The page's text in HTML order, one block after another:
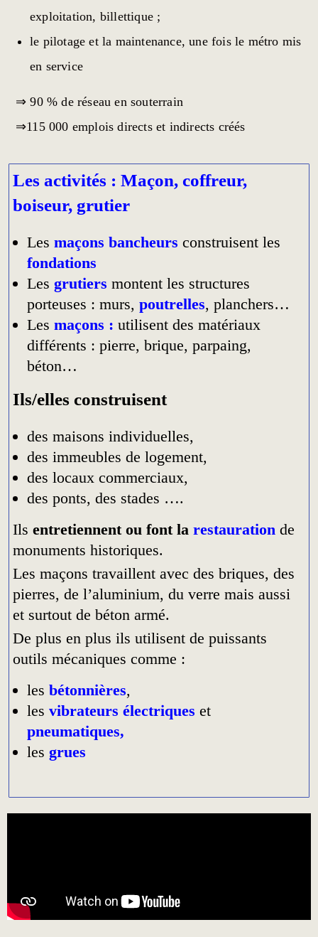
exploitation, billettique ;
le pilotage et la maintenance, une fois le métro mis
en service
⇒ 90 % de réseau en souterrain
⇒115 000 emplois directs et indirects créés
Les activités : Maçon, coffreur,
boiseur, grutier
Les maçons bancheurs construisent les
fondations
Les grutiers montent les structures
porteuses : murs, poutrelles, planchers…
Les maçons : utilisent des matériaux
différents : pierre, brique, parpaing,
béton…
Ils/elles construisent
des maisons individuelles,
des immeubles de logement,
des locaux commerciaux,
des ponts, des stades ….
Ils entretiennent ou font la restauration de
monuments historiques.
Les maçons travaillent avec des briques, des
pierres, de l’aluminium, du verre mais aussi
et surtout de béton armé.
De plus en plus ils utilisent de puissants
outils mécaniques comme :
les bétonnières,
les vibrateurs électriques et
pneumatiques,
les grues